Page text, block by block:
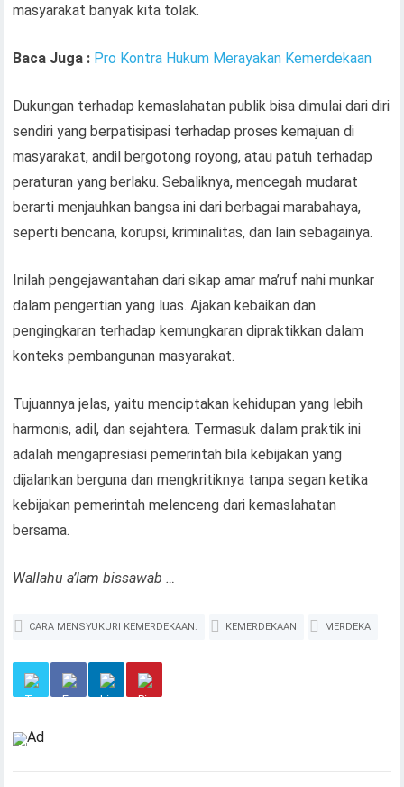
masyarakat banyak kita tolak.
Baca Juga : Pro Kontra Hukum Merayakan Kemerdekaan
Dukungan terhadap kemaslahatan publik bisa dimulai dari diri
sendiri yang berpatisipasi terhadap proses kemajuan di
masyarakat, andil bergotong royong, atau patuh terhadap
peraturan yang berlaku. Sebaliknya, mencegah mudarat
berarti menjauhkan bangsa ini dari berbagai marabahaya,
seperti bencana, korupsi, kriminalitas, dan lain sebagainya.
Inilah pengejawantahan dari sikap amar ma’ruf nahi munkar
dalam pengertian yang luas. Ajakan kebaikan dan
pengingkaran terhadap kemungkaran dipraktikkan dalam
konteks pembangunan masyarakat.
Tujuannya jelas, yaitu menciptakan kehidupan yang lebih
harmonis, adil, dan sejahtera. Termasuk dalam praktik ini
adalah mengapresiasi pemerintah bila kebijakan yang
dijalankan berguna dan mengkritiknya tanpa segan ketika
kebijakan pemerintah melenceng dari kemaslahatan
bersama.
Wallahu a’lam bissawab …
CARA MENSYUKURI KEMERDEKAAN. KEMERDEKAAN MERDEKA